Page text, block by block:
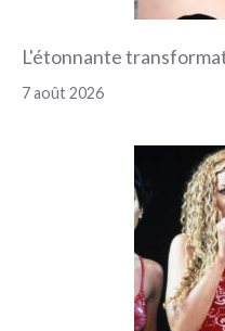
L'étonnante
7 août 2026